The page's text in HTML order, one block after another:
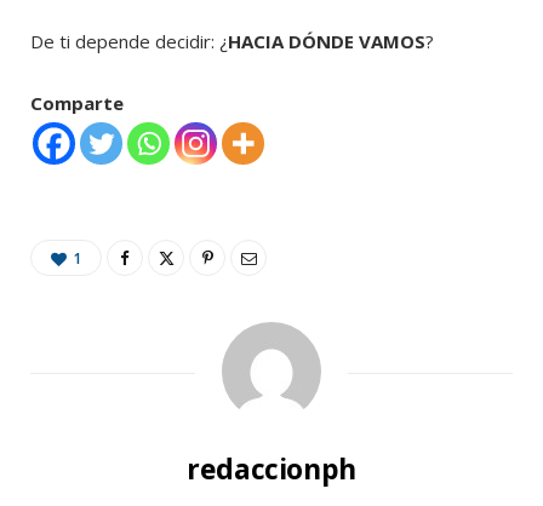
De ti depende decidir: ¿HACIA DÓNDE VAMOS?
Comparte
1
redaccionph